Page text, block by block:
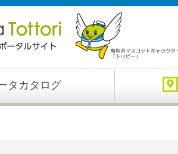
タカタログ